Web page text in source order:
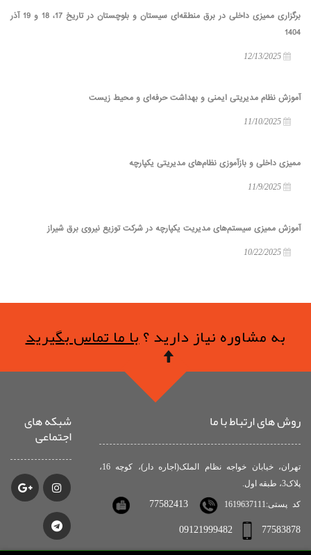
برگزاری ممیزی داخلی در برق منطقه‌ای سیستان و بلوچستان در تاریخ 17، 18 و 19 آذر
1404
آموزش نظام مدیریتی ایمنی و بهداشت حرفه‌ای و محیط زیست
ممیزی داخلی و بازآموزی نظام‌های مدیریتی یکپارچه
آموزش ممیزی سیستم‌های مدیریت یکپارچه در شرکت توزیع نیروی برق شیراز
به مشاوره نیاز دارید ؟با ما تماس بگیرید
روش های ارتباط با ما
تهران، خیابان خواجه نظام الملک(اجاره دار)، کوچه 16،
پلاک3، طبقه اول.
کد پستی:1619637111 77582413
77583878
09121999482
شبکه های
اجتماعی